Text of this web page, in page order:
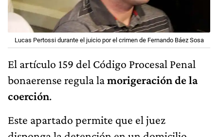
Lucas Pertossi durante el juicio por el crimen de Fernando Báez Sosa
El artículo 159 del Código Procesal Penal
bonaerense regula lamorigeración de la
coerción.
Este apartado permite que el juez